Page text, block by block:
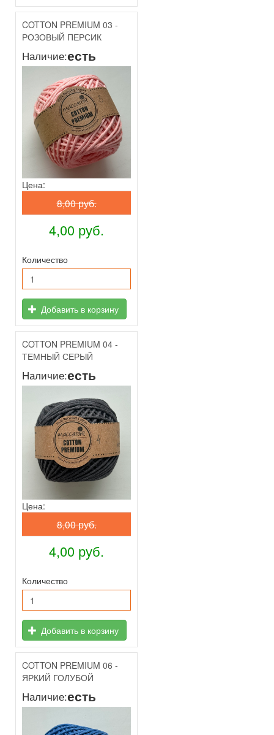
COTTON PREMIUM 03 -
РОЗОВЫЙ ПЕРСИК
Наличие:есть
Цена:
8,00 руб.
4,00 руб.
Количество
Добавить в корзину
COTTON PREMIUM 04 -
ТЕМНЫЙ СЕРЫЙ
Наличие:есть
Цена:
8,00 руб.
4,00 руб.
Количество
Добавить в корзину
COTTON PREMIUM 06 -
ЯРКИЙ ГОЛУБОЙ
Наличие:есть